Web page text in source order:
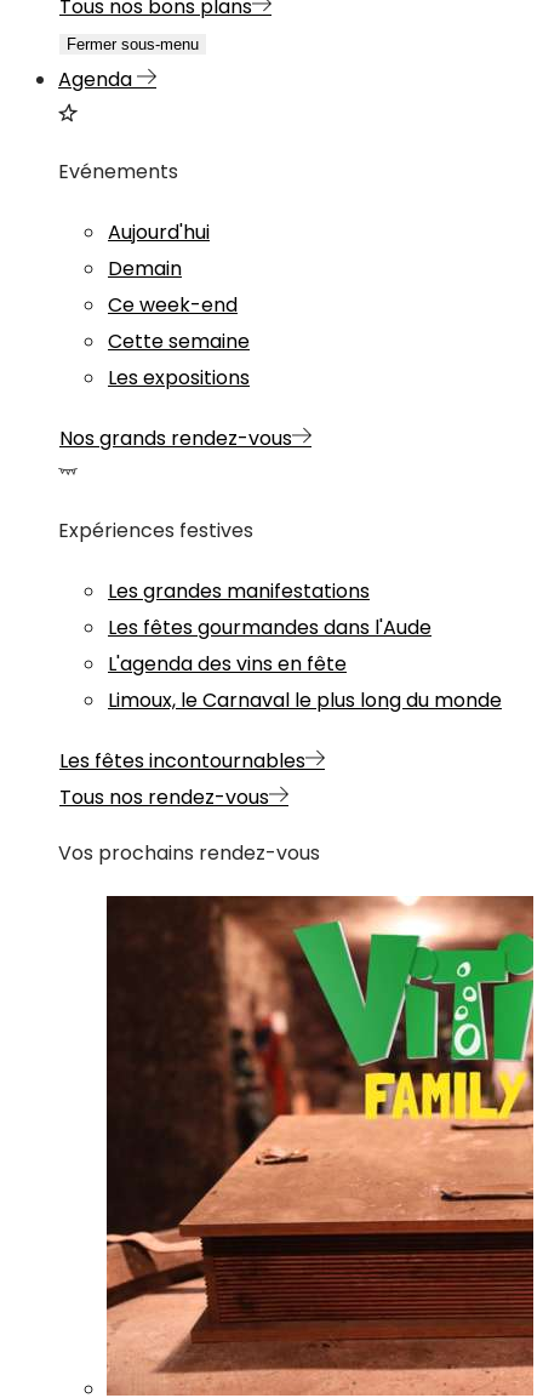
Tous nos bons plans
Fermer sous-menu
Agenda
Evénements
Aujourd'hui
Demain
Ce week-end
Cette semaine
Les expositions
Nos grands rendez-vous
Expériences festives
Les grandes manifestations
Les fêtes gourmandes dans l'Aude
L'agenda des vins en fête
Limoux, le Carnaval le plus long du monde
Les fêtes incontournables
Tous nos rendez-vous
Vos prochains rendez-vous